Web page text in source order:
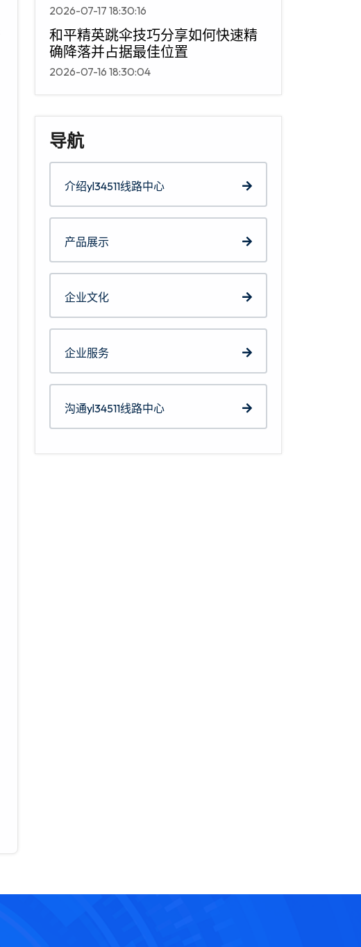
2026-07-17 18:30:16
和平精英跳伞技巧分享如何快速精
确降落并占据最佳位置
2026-07-16 18:30:04
导航
介绍yl34511线路中心
产品展示
企业文化
企业服务
沟通yl34511线路中心